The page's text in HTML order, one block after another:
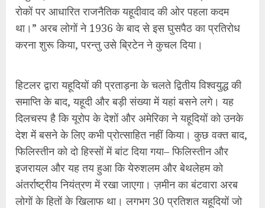
फिलिस्तीन को दो हिस्सों में बांट दिया गया– फिलिस्तीन और
इजरायल और यह तय हुआ कि येरुशलम और बेथलेहम को
अंतर्राष्ट्रीय नियंत्रण में रखा जाएगा। ज़मीन का बंटवारा अरब
गई। फिलिस्तीनियों को केवल 45 प्रतिशत ज़मीन दी गई और
उन्होंने इस निर्णय को अल-नकबा (तबाही) की संज्ञा दी।
इजरायल को अमेरिका और ब्रिटेन का पूरा समर्थन मिला। युद्धों
के ज़रिये वह धीरे-धीरे अपने कब्ज़े की ज़मीन का विस्तार करता
गया और आज स्थिति यह है कि वह मूल फिलिस्तीन की 80
प्रतिशत से भी ज्यादा ज़मीन पर काबिज़ है। फिलिस्तीनी अपनी
ही ज़मीन पर शरणार्थी बन गए हैं और आज 15 लाख फिलिस्तीनी